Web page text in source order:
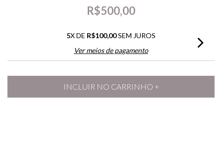
R$500,00
5X DE R$100,00SEM JUROS
Ver meios de pagamento